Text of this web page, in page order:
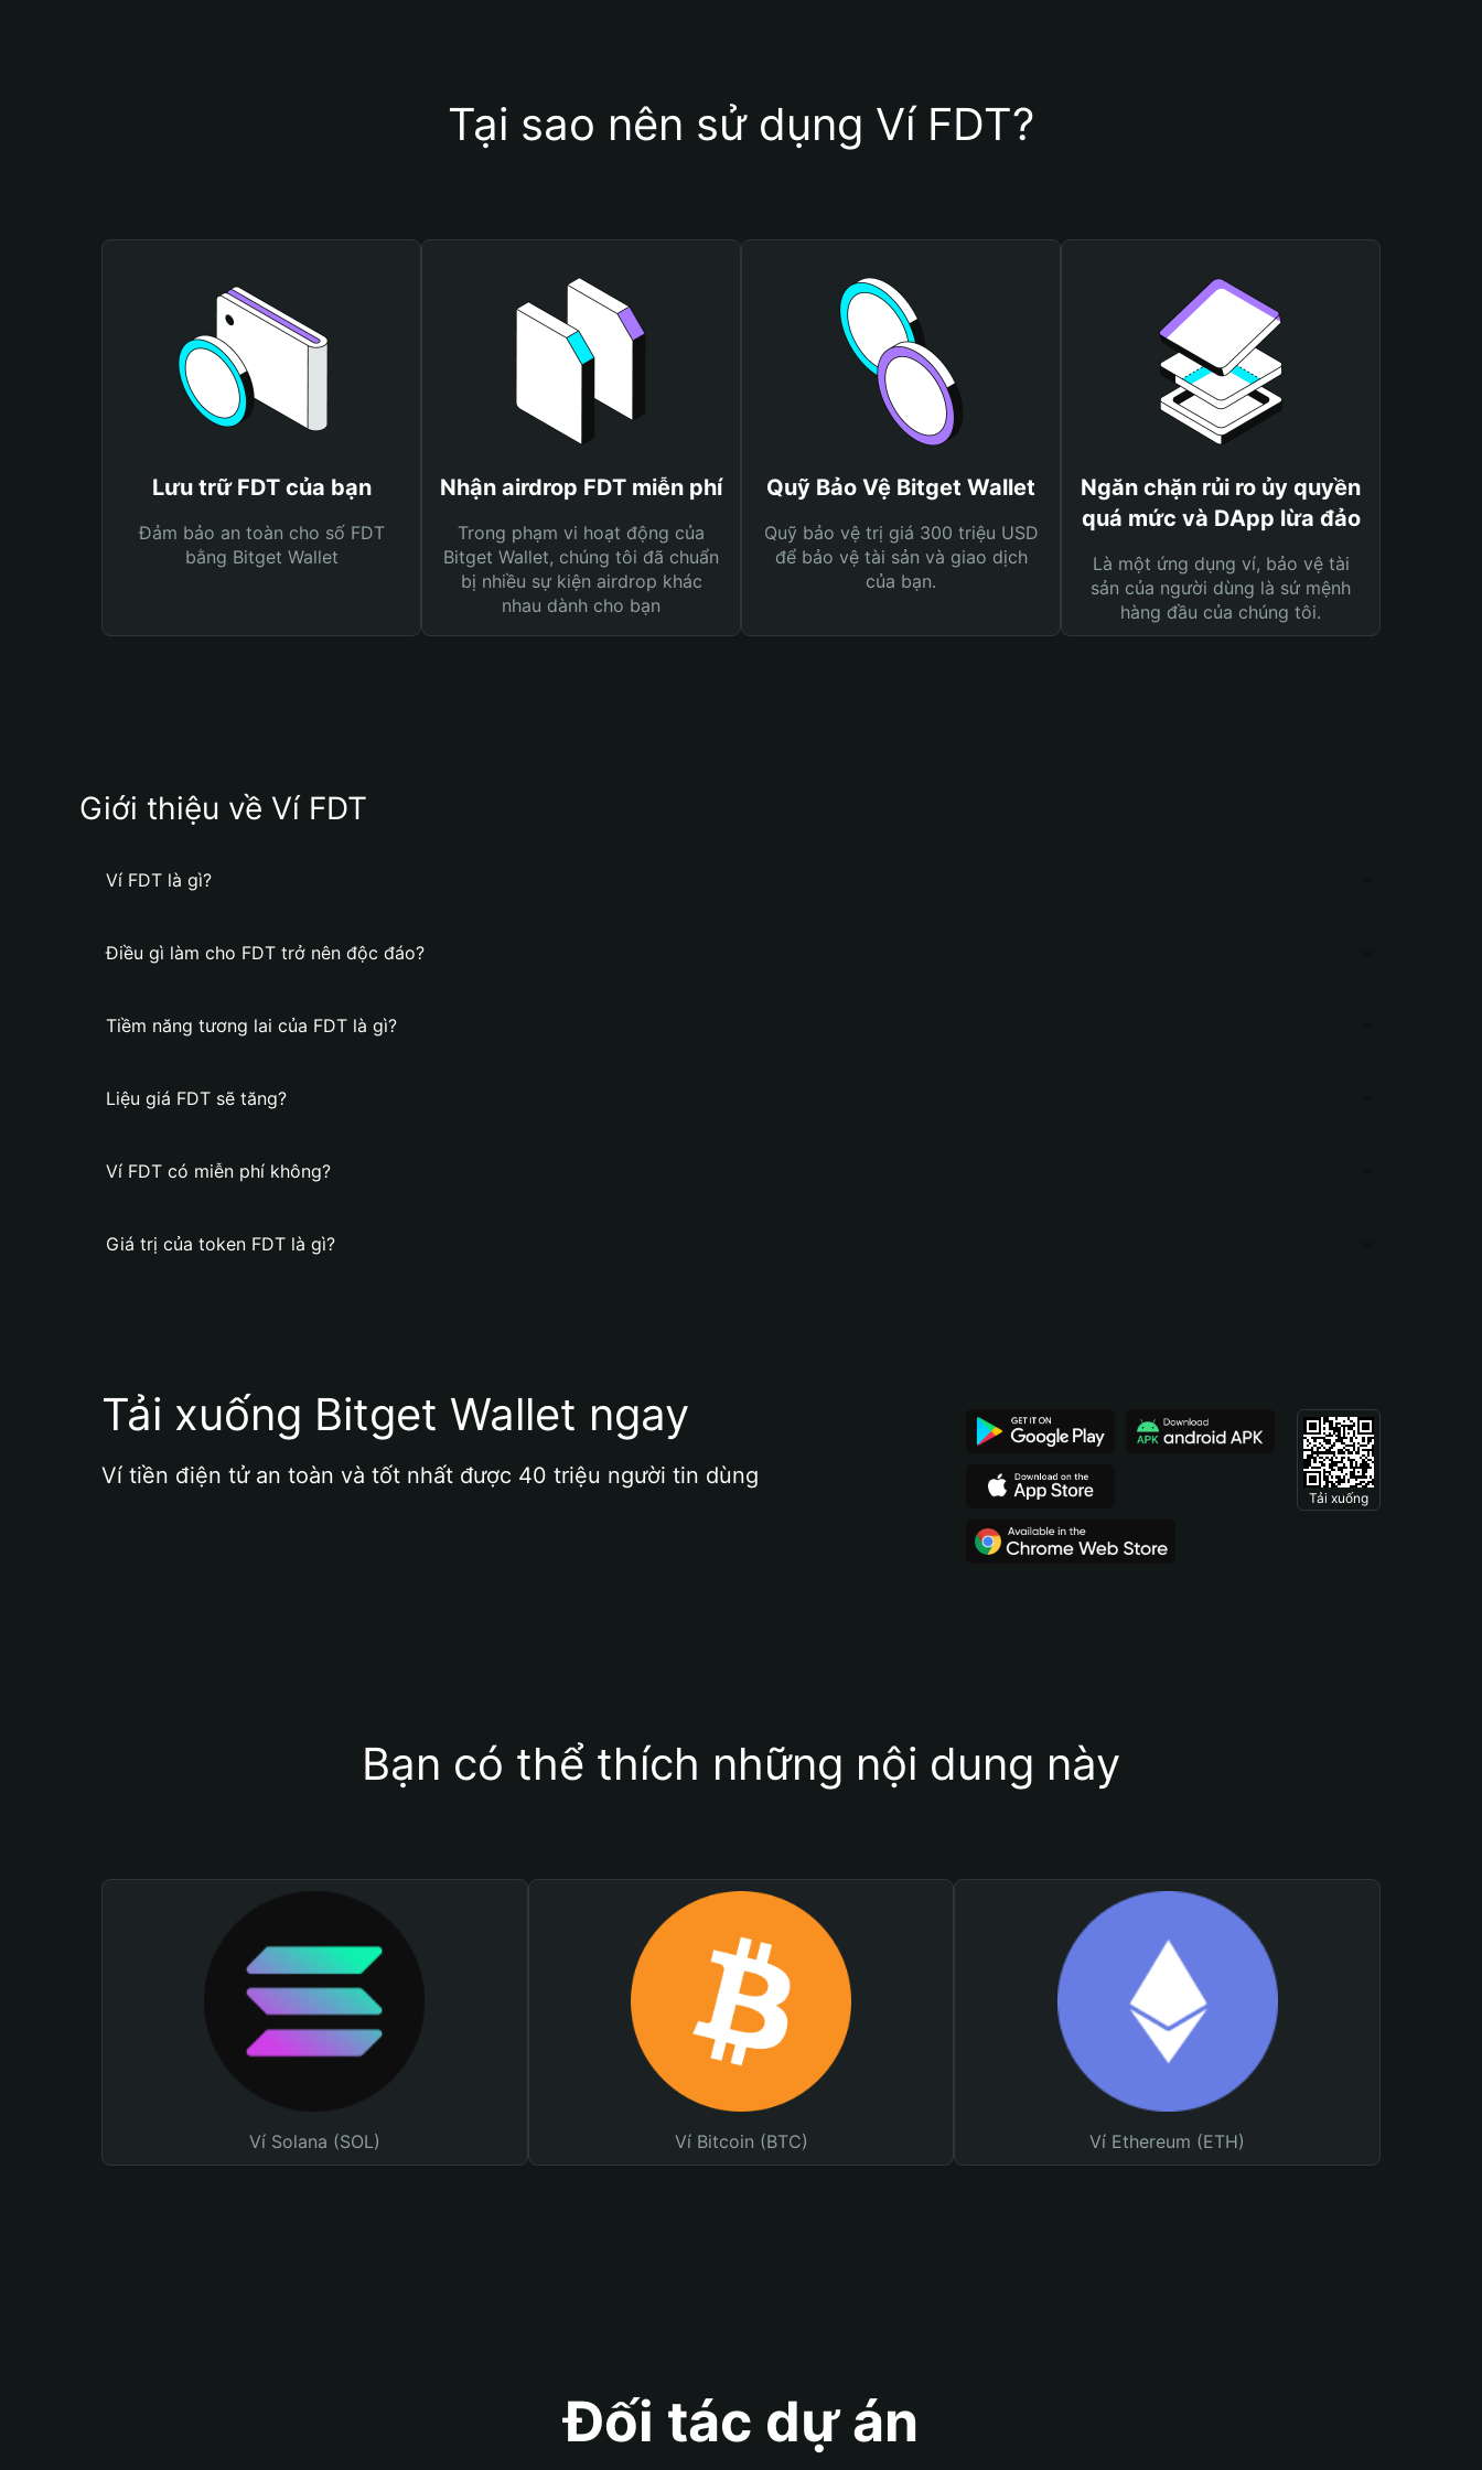
Tại sao nên sử dụng Ví FDT?
Lưu trữ FDT của bạn
Đảm bảo an toàn cho số FDT
bằng Bitget Wallet
Nhận airdrop FDT miễn phí
Trong phạm vi hoạt động của
Bitget Wallet, chúng tôi đã chuẩn
bị nhiều sự kiện airdrop khác
nhau dành cho bạn
Quỹ Bảo Vệ Bitget Wallet
Quỹ bảo vệ trị giá 300 triệu USD
để bảo vệ tài sản và giao dịch
của bạn.
Ngăn chặn rủi ro ủy quyền
quá mức và DApp lừa đảo
Là một ứng dụng ví, bảo vệ tài
sản của người dùng là sứ mệnh
hàng đầu của chúng tôi.
Giới thiệu về Ví FDT
Ví FDT là gì?
Điều gì làm cho FDT trở nên độc đáo?
Tiềm năng tương lai của FDT là gì?
Liệu giá FDT sẽ tăng?
Ví FDT có miễn phí không?
Giá trị của token FDT là gì?
Tải xuống Bitget Wallet ngay
Ví tiền điện tử an toàn và tốt nhất được 40 triệu người tin dùng
Tải xuống
Bạn có thể thích những nội dung này
Ví Solana (SOL) Ví Bitcoin (BTC) Ví Ethereum (ETH)
Đối tác dự án